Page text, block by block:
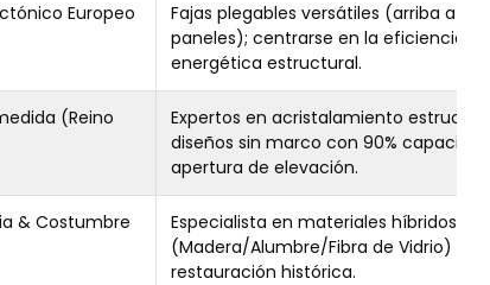
Europeo
Fajas plegables versátiles (arriba a 8
paneles); centrarse en la eficiencia
energética estructural.
(Reino
Expertos en acristalamiento estructural;
diseños sin marco con 90% capacidad
apertura de elevación.
& Costumbre
Especialista en materiales híbridos
(Madera/Alumbre/Fibra de Vidrio) para
restauración histórica.